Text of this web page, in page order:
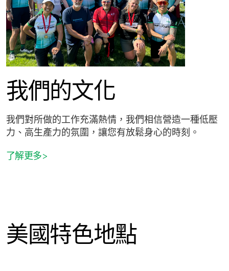
我們的文化
我們對所做的工作充滿熱情，我們相信營造一種低壓
力、高生產力的氛圍，讓您有放鬆身心的時刻。
了解更多>
美國特色地點